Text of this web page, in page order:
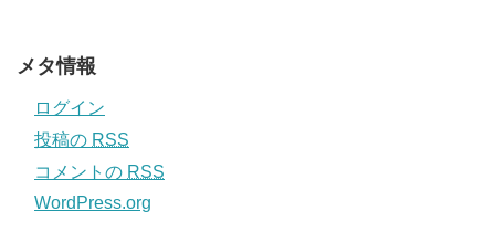
メタ情報
ログイン
投稿の RSS
コメントの RSS
WordPress.org